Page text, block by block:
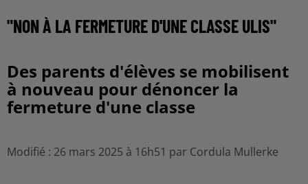
"NON À LA FERMETURE D'UNE CLASSE ULIS"
Des parents d'élèves se mobilisent
à nouveau pour dénoncer la
fermeture d'une classe
Modifié : 26 mars 2025 à 16h51 par Cordula Mullerke